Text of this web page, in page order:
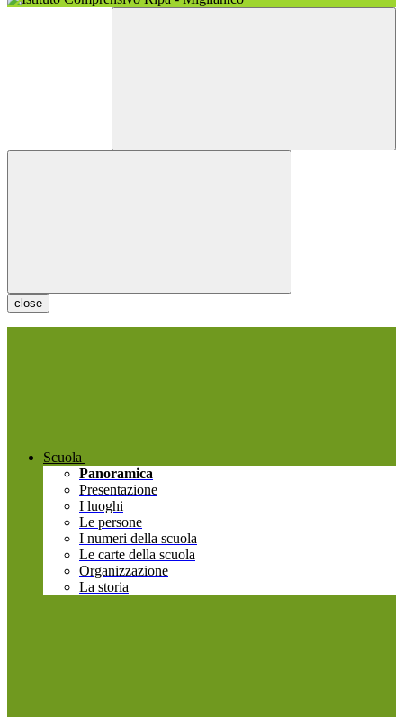
close
Scuola
Panoramica
Presentazione
I luoghi
Le persone
I numeri della scuola
Le carte della scuola
Organizzazione
La storia